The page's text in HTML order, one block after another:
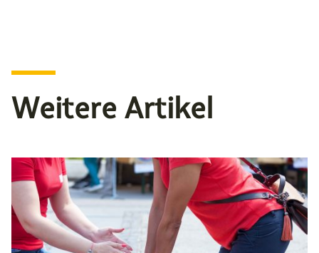
Weitere Artikel